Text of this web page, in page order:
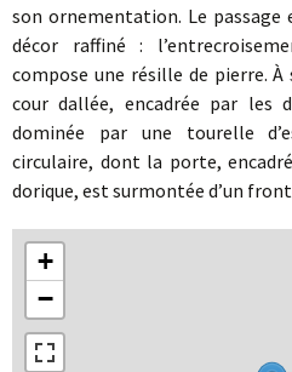
son ornementation. Le passage
décor raffiné :
compose une résille de pierre.
cour dallée, encadrée par les
dominée par une tourelle
circulaire, dont la porte,
dorique, est surmontée d’un
+
−